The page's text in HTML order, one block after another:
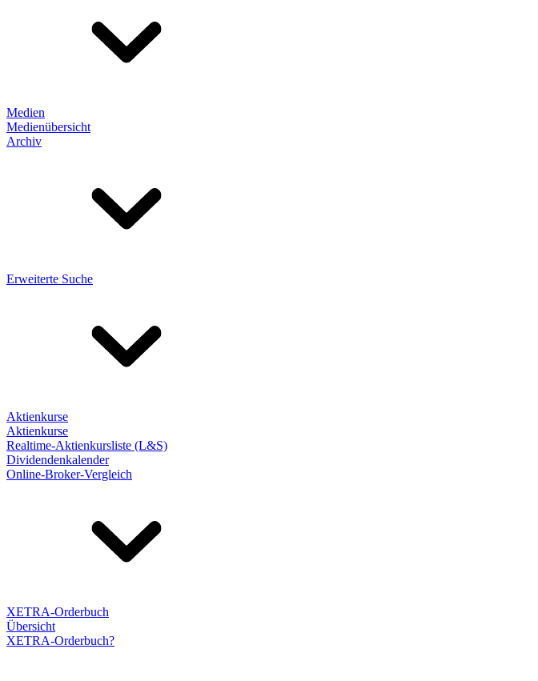
Medien
Medienübersicht
Archiv
Erweiterte Suche
Aktienkurse
Aktienkurse
Realtime-Aktienkursliste (L&S)
Dividendenkalender
Online-Broker-Vergleich
XETRA-Orderbuch
Übersicht
XETRA-Orderbuch?